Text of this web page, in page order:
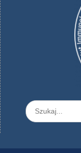
Search
for: